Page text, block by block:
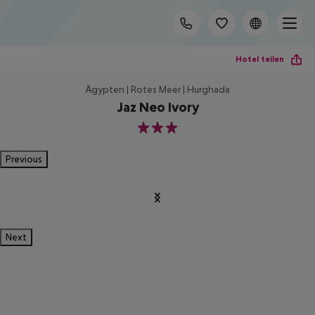
Hotel teilen
Ägypten | Rotes Meer | Hurghada
Jaz Neo Ivory
3
Previous
Next